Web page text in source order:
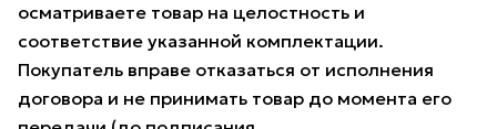
осматриваете товар на целостность и
соответствие указанной комплектации.
Покупатель вправе отказаться от исполнения
договора и не принимать товар до момента его